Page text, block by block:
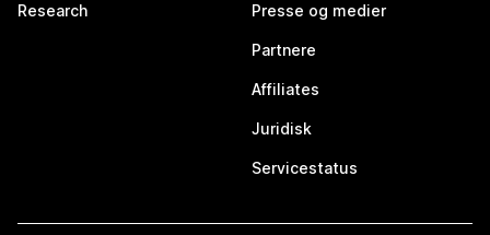
Research Presse og medier
Partnere
Affiliates
Juridisk
Servicestatus